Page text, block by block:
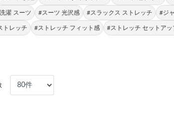
濯 スーツ #スーツ 光沢感 #スラックス ストレッチ #ジ
トレッチ #ストレッチ フィット感 #ストレッチ セットアッ